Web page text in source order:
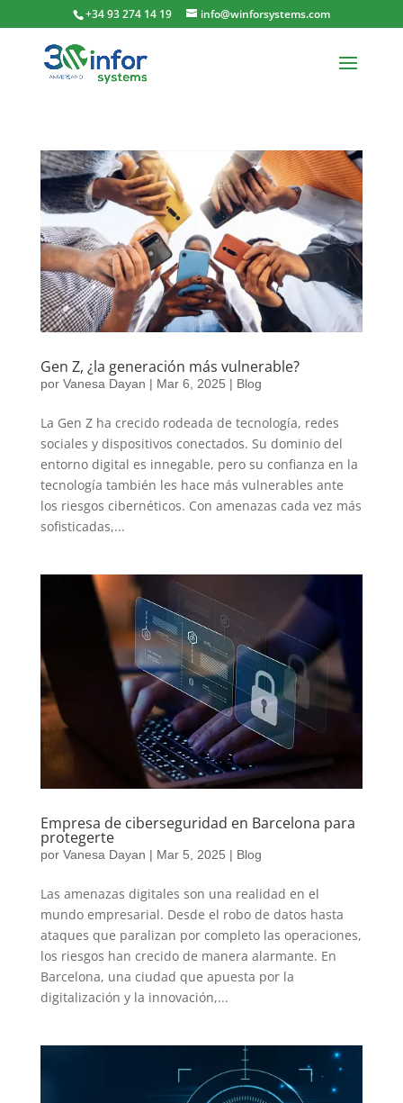
+34 93 274 14 19 info@winforsystems.com
Gen Z, ¿la generación más vulnerable?
por Vanesa Dayan | Mar 6, 2025 | Blog
La Gen Z ha crecido rodeada de tecnología, redes
sociales y dispositivos conectados. Su dominio del
entorno digital es innegable, pero su confianza en la
tecnología también les hace más vulnerables ante
los riesgos cibernéticos. Con amenazas cada vez más
sofisticadas,...
Empresa de ciberseguridad en Barcelona para
protegerte
por Vanesa Dayan | Mar 5, 2025 | Blog
Las amenazas digitales son una realidad en el
mundo empresarial. Desde el robo de datos hasta
ataques que paralizan por completo las operaciones,
los riesgos han crecido de manera alarmante. En
Barcelona, una ciudad que apuesta por la
digitalización y la innovación,...